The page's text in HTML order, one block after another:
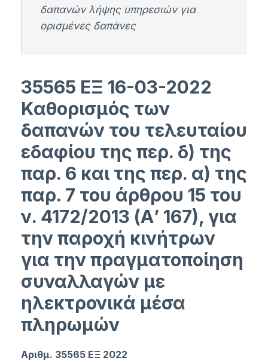
δαπανών λήψης υπηρεσιών για
ορισμένες δαπάνες
35565 ΕΞ 16-03-2022
Καθορισμός των
δαπανών του τελευταίου
εδαφίου της περ. δ) της
παρ. 6 και της περ. α) της
παρ. 7 του άρθρου 15 του
ν. 4172/2013 (Α’ 167), για
την παροχή κινήτρων
για την πραγματοποίηση
συναλλαγών με
ηλεκτρονικά μέσα
πληρωμών
Αριθμ. 35565 ΕΞ 2022